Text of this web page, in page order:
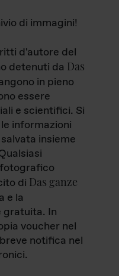
di immagini!
d'autore del
detenuti da Das
in pieno
essere
e scientifici. Si
informazioni
insieme
di Das ganze
e la
gratuita. In
voucher nel
notifica nel